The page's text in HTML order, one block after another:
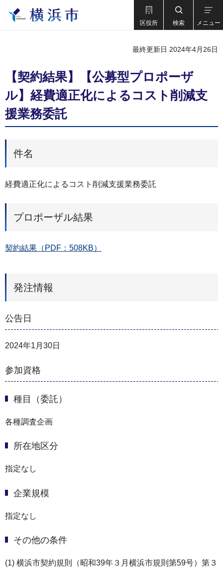
区役所 検索 メニュー
最終更新日 2024年4月26日
【契約結果】【公募型プロポーザ
ル】経費適正化によるコスト削減支
援業務委託
件名
経費適正化によるコスト削減支援業務委託
プロポーザル結果
契約結果（PDF：508KB）
発注情報
公告日
2024年1月30日
参加資格
種目（委託）
各種調査企画
所在地区分
指定なし
企業規模
指定なし
その他の条件
(1) 横浜市契約規則（昭和39年３月横浜市規則第59号）第３